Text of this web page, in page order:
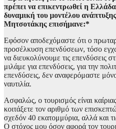
πρέπει να επικεντρωθεί η
δυναμική του μοντέλου
Μητσοτάκης επισήμανε:*
Εφόσον αποδεχόμαστε ότι ο
προσέλκυση επενδύσεων, τόσο
να διευκολύνουμε τις επενδύσεις
μιλάμε για επενδύσεις, για την
επενδύσεις, δεν αναφερόμαστε
ναυτιλία.
Ασφαλώς, ο τουρισμός είναι
κοιτάξετε τον αριθμό των
σχεδόν 40 εκατομμύρια, αλλά και
Ο στόχος μου όσον αφορά τον